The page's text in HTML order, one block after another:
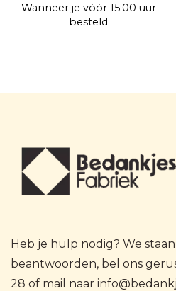
Wanneer je vóór 15:00 uur
besteld
Heb je hulp nodig? We
beantwoorden, bel ons
28 of mail naar